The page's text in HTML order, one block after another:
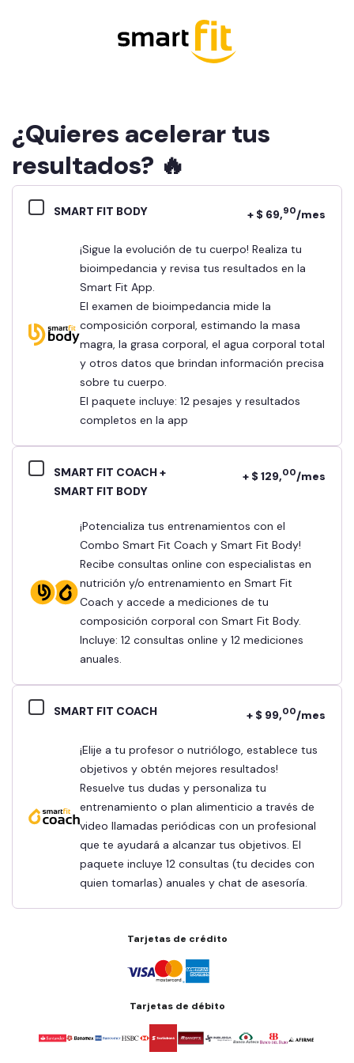
¿Quieres acelerar tus
resultados? 🔥
SMART FIT BODY + $ 69,90/mes
¡Sigue la evolución de tu cuerpo! Realiza tu
bioimpedancia y revisa tus resultados en la
Smart Fit App.
El examen de bioimpedancia mide la
composición corporal, estimando la masa
magra, la grasa corporal, el agua corporal total
y otros datos que brindan información precisa
sobre tu cuerpo.
El paquete incluye: 12 pesajes y resultados
completos en la app
SMART FIT COACH +
SMART FIT BODY
+ $ 129,00/mes
¡Potencializa tus entrenamientos con el
Combo Smart Fit Coach y Smart Fit Body!
Recibe consultas online con especialistas en
nutrición y/o entrenamiento en Smart Fit
Coach y accede a mediciones de tu
composición corporal con Smart Fit Body.
Incluye: 12 consultas online y 12 mediciones
anuales.
SMART FIT COACH + $ 99,00/mes
¡Elije a tu profesor o nutriólogo, establece tus
objetivos y obtén mejores resultados!
Resuelve tus dudas y personaliza tu
entrenamiento o plan alimenticio a través de
video llamadas periódicas con un profesional
que te ayudará a alcanzar tus objetivos. El
paquete incluye 12 consultas (tu decides con
quien tomarlas) anuales y chat de asesoría.
Tarjetas de crédito
Tarjetas de débito